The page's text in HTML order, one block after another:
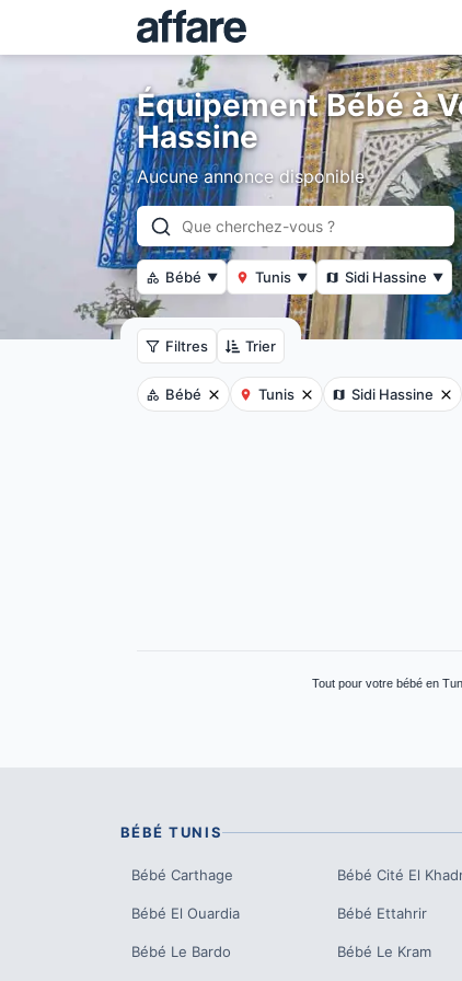
Équipement Bébé à
Hassine
Aucune annonce disponible
Bébé ▼ Tunis ▼ Sidi Hassine ▼
Filtres Trier
Bébé Tunis Sidi Hassine
Tout pour votre bébé en
BÉBÉ TUNIS
Bébé Carthage Bébé Cité El
Bébé El Ouardia Bébé Ettahrir
Bébé Le Bardo Bébé Le Kram